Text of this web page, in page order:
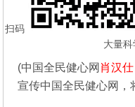
口
腔
健
司
扫码
大量
(中国全民健心网 肖汉仕
宣传中国全民健心网，